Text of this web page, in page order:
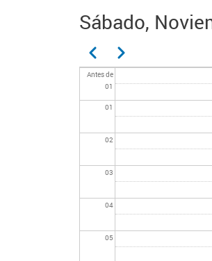
Sábado,
Paginación
AnteriorSiguiente
Antes de
01
01
02
03
04
05